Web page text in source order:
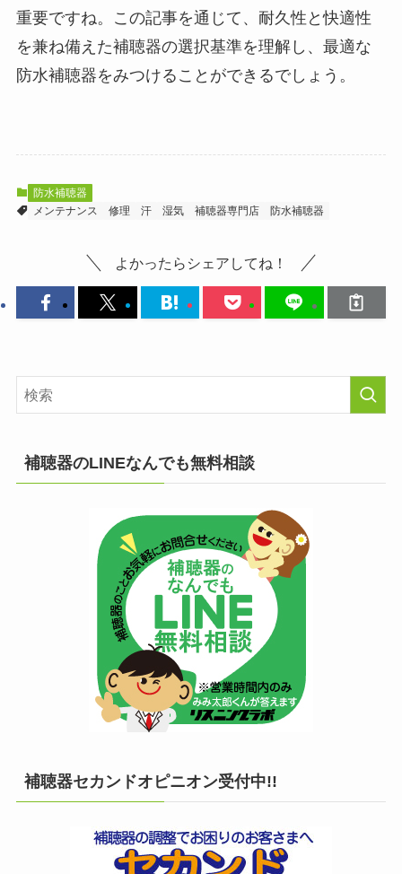
重要ですね。この記事を通じて、耐久性と快適性
を兼ね備えた補聴器の選択基準を理解し、最適な
防水補聴器をみつけることができるでしょう。
防水補聴器
メンテナンス
修理 汗 湿気 補聴器専門店 防水補聴器
よかったらシェアしてね！
補聴器のLINEなんでも無料相談
補聴器セカンドオピニオン受付中!!